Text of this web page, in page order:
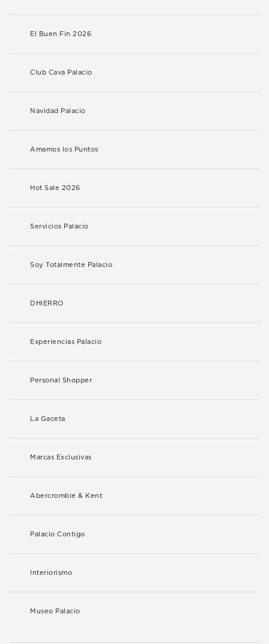
El Buen Fin 2026
Club Cava Palacio
Navidad Palacio
Amamos los Puntos
Hot Sale 2026
Servicios Palacio
Soy Totalmente Palacio
DHIERRO
Experiencias Palacio
Personal Shopper
La Gaceta
Marcas Exclusivas
Abercrombie & Kent
Palacio Contigo
Interiorismo
Museo Palacio